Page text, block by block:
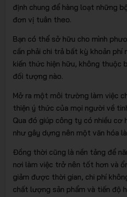
định chung để hàng loạt những
đơn vị tuân theo.
Bạn có thể sở hữu cho mình
cần phải chi trả bất kỳ khoản phí
kiến thức hiện hữu, không thuộc
đối tượng nào.
Mở ra một môi trường làm việc
thiện ý thức của mọi người về
Qua đó giúp công ty có nhiều cơ
như gây dựng nên một văn hóa
Đồng thời cũng là nền tảng để
nơi làm việc trở nên tốt hơn và
giảm được thời gian, chi phí
chất lượng sản phẩm và tiến độ